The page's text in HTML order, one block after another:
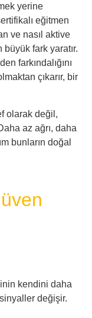
yerine
eğitmen
ve nasıl aktive
fark yaratır.
farkındalığını
çıkarır, bir
olarak değil,
az ağrı, daha
bunların doğal
kendini daha
değişir.